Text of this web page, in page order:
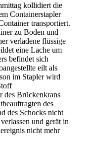
kollidiert die
Containerstapler
transportiert.
zu Boden und
verladene flüssige
eine Lache um
befindet sich
eilt als
im Stapler wird
des Brückenkrans
des
des Schocks nicht
und gerät in
nicht mehr